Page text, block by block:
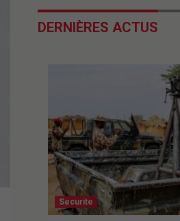
DERNIÈRES ACTUS
Securite